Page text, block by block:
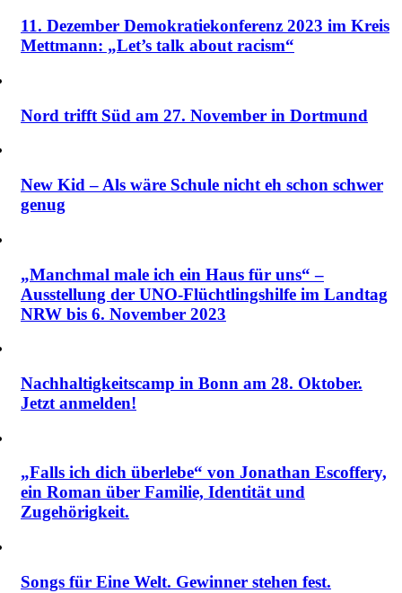
11. Dezember Demokratiekonferenz 2023 im Kreis
Mettmann: „Let’s talk about racism“
Nord trifft Süd am 27. November in Dortmund
New Kid – Als wäre Schule nicht eh schon schwer
genug
„Manchmal male ich ein Haus für uns“ –
Ausstellung der UNO-Flüchtlingshilfe im Landtag
NRW bis 6. November 2023
Nachhaltigkeitscamp in Bonn am 28. Oktober.
Jetzt anmelden!
„Falls ich dich überlebe“ von Jonathan Escoffery,
ein Roman über Familie, Identität und
Zugehörigkeit.
Songs für Eine Welt. Gewinner stehen fest.